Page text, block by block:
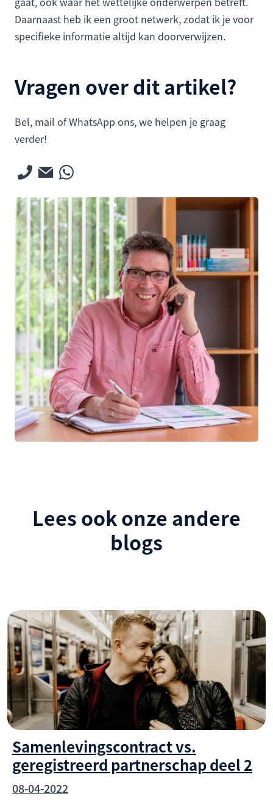
Daarnaast heb ik een groot netwerk, zodat ik je voor
specifieke informatie altijd kan doorverwijzen.
Vragen over dit artikel?
Bel, mail of WhatsApp ons, we helpen je graag
verder!
Lees ook onze andere
blogs
Samenlevingscontract vs.
geregistreerd partnerschap deel 2
08-04-2022